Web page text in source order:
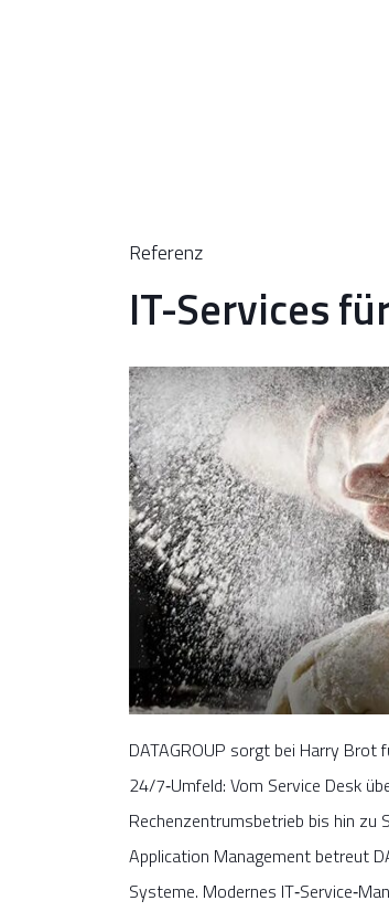
Referenz
IT-Services
DATAGROUP sorgt bei Harry Brot
24/7‑Umfeld: Vom Service Desk
Rechenzentrumsbetrieb bis hin zu
Application Management betreut
Systeme. Modernes